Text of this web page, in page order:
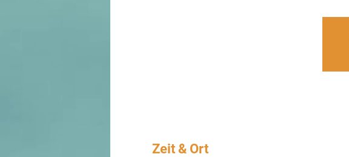
Zeit & Ort